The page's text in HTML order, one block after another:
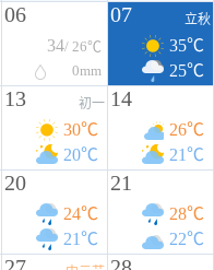
06
34/ 26℃
0mm
07 立秋
35℃
25℃
13 初一
30℃
20℃
14
26℃
21℃
20
24℃
21℃
21
28℃
22℃